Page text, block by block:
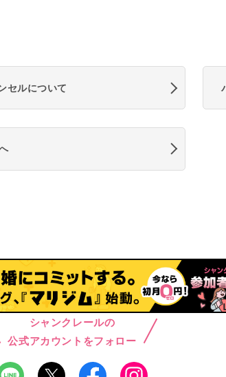
セルについて
シャンクレールの
公式アカウントをフォロー